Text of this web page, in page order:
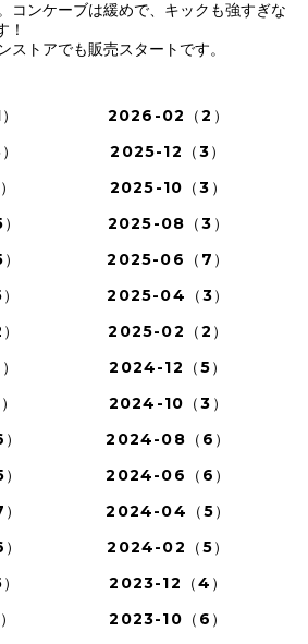
コンケーブは緩めで、キックも強すぎな
！
ストアでも販売スタートです。
2026-02（2）
2025-12（3）
2025-10（3）
2025-08（3）
2025-06（7）
2025-04（3）
2025-02（2）
2024-12（5）
2024-10（3）
2024-08（6）
2024-06（6）
2024-04（5）
2024-02（5）
2023-12（4）
2023-10（6）